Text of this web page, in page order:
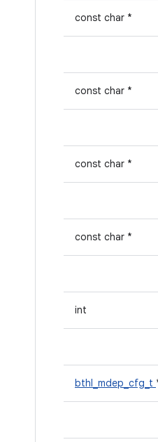
const char *
const char *
const char *
const char *
int
bthl_mdep_cfg_t